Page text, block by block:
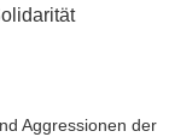
Aggressionen der